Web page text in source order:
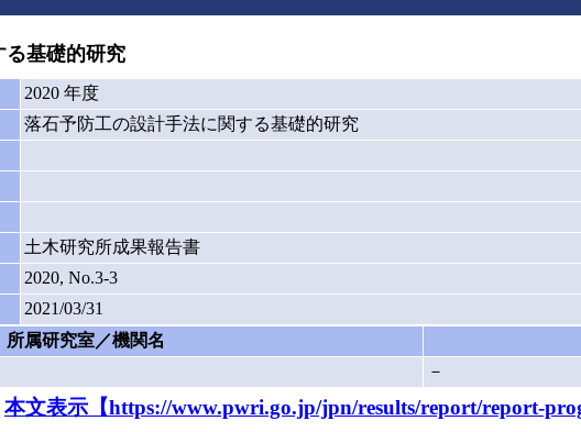
基礎的研究
2020 年度
落石予防工の設計手法に関する基礎的研究
土木研究所成果報告書
2020, No.3-3
2021/03/31
所属研究室／機関名
－
本文表示【https://www.pwri.go.jp/jpn/results/report/report-